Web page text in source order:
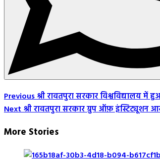
Post
Navigation
Previousश्री रावतपुरा सरकार विश्वविद्यालय
Nextश्री रावतपुरा सरकार ग्रुप ऑफ़ इंस्टिट्यूशन
More Stories